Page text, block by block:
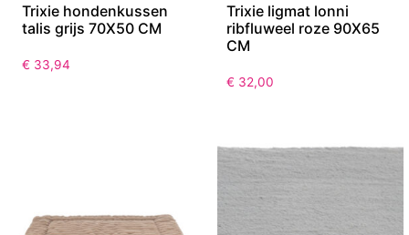
Trixie hondenkussen
talis grijs 70X50 CM
€ 33,94
Trixie ligmat lonni
ribfluweel roze 90X65
CM
€ 32,00